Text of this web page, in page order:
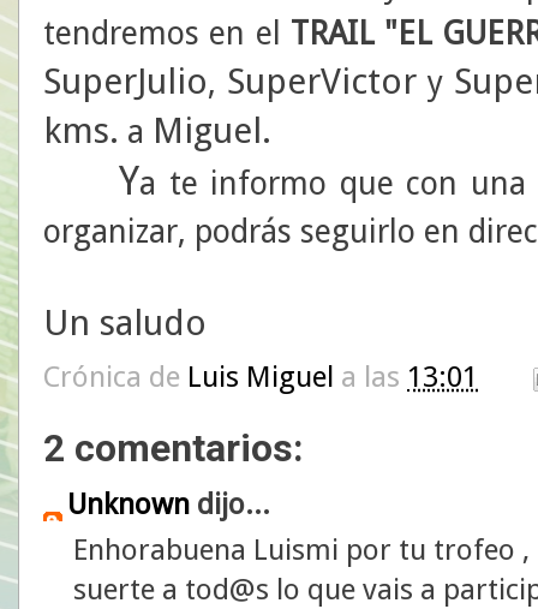
tendremos en el TRAIL "EL
SuperJulio, SuperVictory
kms. a Miguel.
Ya te informo que con una
organizar, podrás seguirlo en
Un saludo
Crónica de Luis Miguel a las 13:01
2 comentarios:
Unknown dijo...
Enhorabuena Luismi por tu trofeo
suerte a tod@s lo que vais a